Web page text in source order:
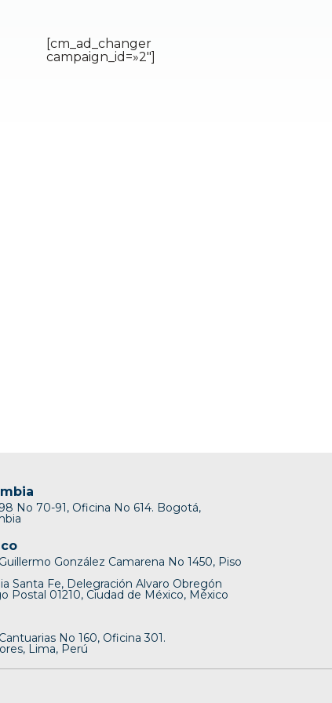
[cm_ad_changer
campaign_id=»2″]
No 70-91, Oficina No 614. Bogotá,
González Camarena No 1450, Piso
Santa Fe, Delegración Alvaro Obregón
Postal 01210, Ciudad de México, México
No 160, Oficina 301.
Lima, Perú